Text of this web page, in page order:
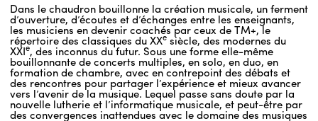
Dans le chaudron bouillonne la création musicale, un ferment
d’ouverture, d’écoutes et d’échanges entre les enseignants,
les musiciens en devenir coachés par ceux de TM+, le
répertoire des classiques du XXe siècle, des modernes du
XXIe, des inconnus du futur. Sous une forme elle-même
bouillonnante de concerts multiples, en solo, en duo, en
formation de chambre, avec en contrepoint des débats et
des rencontres pour partager l’expérience et mieux avancer
vers l’avenir de la musique. Lequel passe sans doute par la
nouvelle lutherie et l’informatique musicale, et peut-être par
des convergences inattendues avec le domaine des musiques